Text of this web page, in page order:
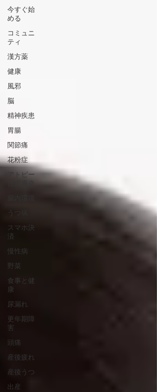
今すぐ始
める
コミュニ
ティ
漢方薬
健康
風邪
脳
精神疾患
胃腸
関節痛
花粉症
アトピー
うつ病
スマホ決
済
慢性病
野菜
食事と健
康
尿漏れ
更年期障
害
頭痛
産後疲れ
産後うつ
出産